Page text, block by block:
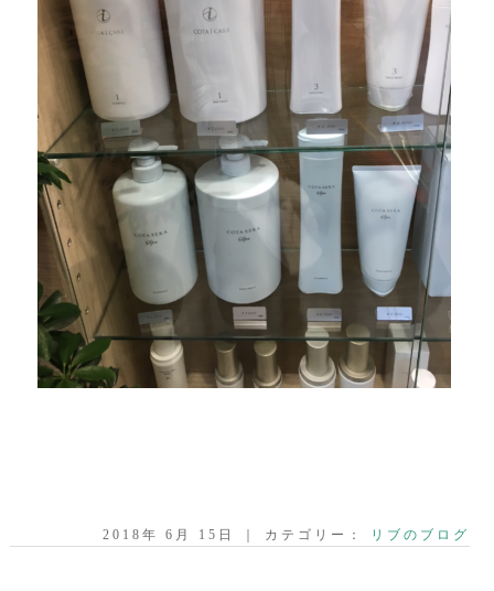
2018年 6月 15日 ｜ カテゴリー： リブのブログ